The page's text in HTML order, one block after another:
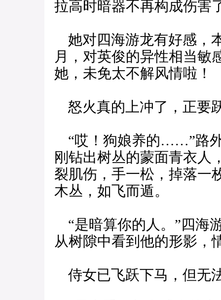
拉高时暗器不再构成伤害
她对四海游龙有好感，
月，对英俊的异性相当敏
她，未免太不解风情啦！
怒火真的上冲了，正要
“哎！狗娘养的……”路
刚钻出树丛的蒙面青衣人
裂肌伤，手一松，掉落一
木丛，如飞而遁。
“是暗算你的人。”四海
从树隙中看到他的形影，
侍女已飞跃下马，但无